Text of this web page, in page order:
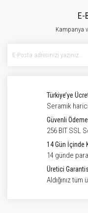
E-
Kampanya
Türkiye’ye
Seramik
Güvenli
256 BIT SSL
14 Gün İçinde
14 günde
Üretici
Aldığınız